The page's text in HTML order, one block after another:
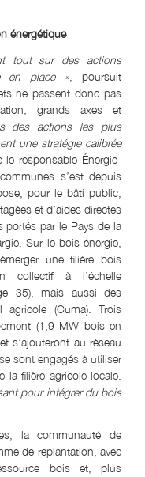
énergétique
tout sur des actions
en place » , poursuit
ne passent donc pas
grands axes et
des actions les plus
une stratégie calibrée
le responsable Énergie-
s’est depuis
pour le bâti public,
et d’aides directes
portés par le Pays de la
Sur le bois-énergie,
une filière bois
collectif à l’échelle
35), mais aussi des
agricole (Cuma). Trois
(1,9 MW bois en
s’ajouteront au réseau
sont engagés à utiliser
filière agricole locale.
pour intégrer du bois
la communauté de
de replantation, avec
bois et, plus